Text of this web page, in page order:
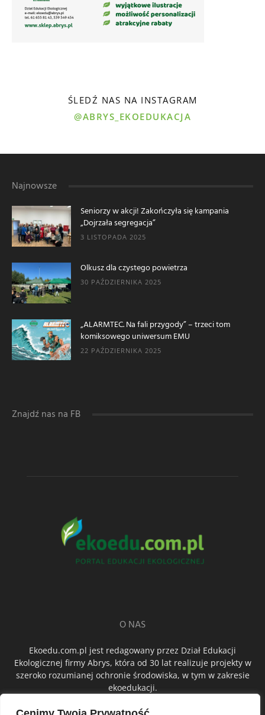
ŚLEDŹ NAS NA INSTAGRAM
@ABRYS_EKOEDUKACJA
Najnowsze
Seniorzy w akcji! Zakończyła się kampania
„Dojrzała segregacja”
3 LISTOPADA 2025
Olkusz dla czystego powietrza
30 PAŹDZIERNIKA 2025
„ALARMTEC. Na fali przygody” – trzeci tom
komiksowego uniwersum EMU
22 PAŹDZIERNIKA 2025
Znajdź nas na FB
O NAS
Ekoedu.com.pl jest redagowany przez Dział Edukacji
Ekologicznej firmy Abrys, która od 30 lat realizuje projekty w
szeroko rozumianej ochronie środowiska, w tym w zakresie
ekoedukacji.